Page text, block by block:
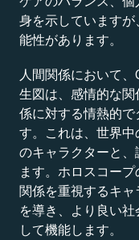
身を示していますが
能性があります。
人間関係において
生図は、感情的な関
係に対する情熱的で
す。これは、世界中
のキャラクターと、
ます。ホロスコープ
関係を重視するキャ
を導き、より良い社
して機能します。